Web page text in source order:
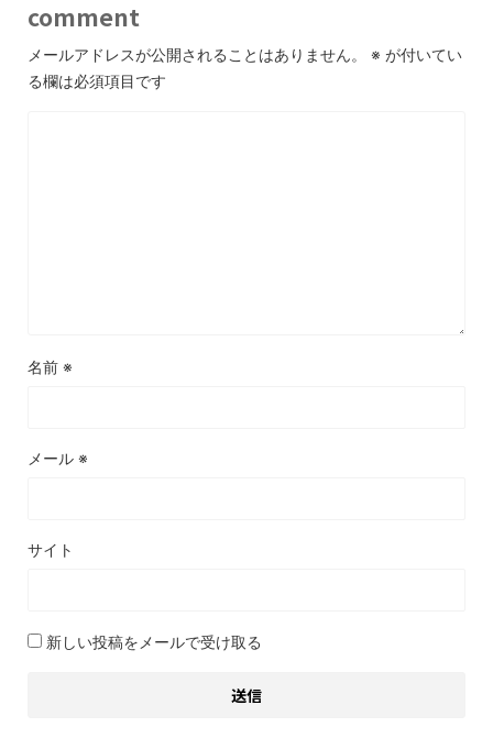
comment
メールアドレスが公開されることはありません。 ※ が付いてい
る欄は必須項目です
名前 ※
メール ※
サイト
新しい投稿をメールで受け取る